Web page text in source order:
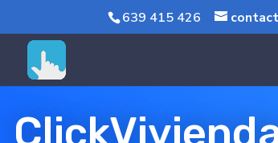
639 415 426